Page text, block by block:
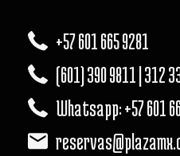
+57 601 665 9281
(601) 390 9811 | 312
Whatsapp: +57 601